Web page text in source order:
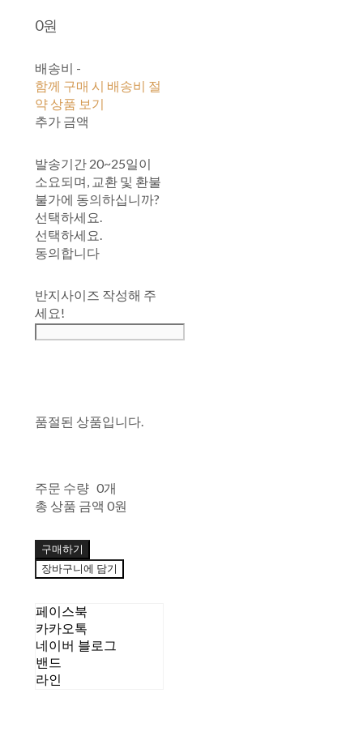
0원
배송비 -
함께 구매 시 배송비 절
약 상품 보기
추가 금액
발송기간 20~25일이
소요되며, 교환 및 환불
불가에 동의하십니까?
선택하세요.
선택하세요.
동의합니다
반지사이즈 작성해 주
세요!
품절된 상품입니다.
주문 수량 0개
총 상품 금액 0원
구매하기
장바구니에 담기
페이스북
카카오톡
네이버 블로그
밴드
라인